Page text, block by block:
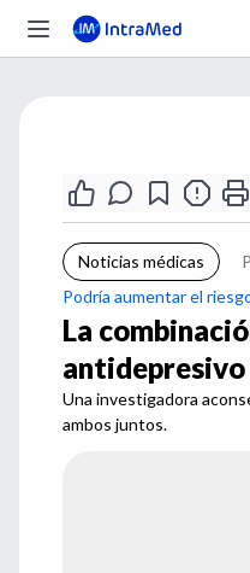
Noticias médicas
Podría aumentar el
La
antidepresivo
Una investigadora
ambos juntos.